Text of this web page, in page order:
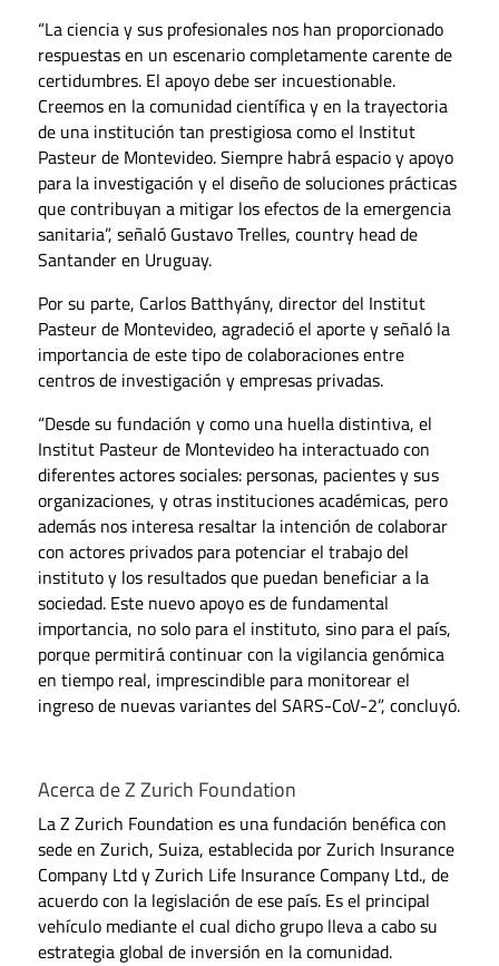
“La ciencia y sus profesionales nos han proporcionado
respuestas en un escenario completamente carente de
certidumbres. El apoyo debe ser incuestionable.
Creemos en la comunidad científica y en la trayectoria
de una institución tan prestigiosa como el Institut
Pasteur de Montevideo. Siempre habrá espacio y apoyo
para la investigación y el diseño de soluciones prácticas
que contribuyan a mitigar los efectos de la emergencia
sanitaria”, señaló Gustavo Trelles, country head de
Santander en Uruguay.
Por su parte, Carlos Batthyány, director del Institut
Pasteur de Montevideo, agradeció el aporte y señaló la
importancia de este tipo de colaboraciones entre
centros de investigación y empresas privadas.
“Desde su fundación y como una huella distintiva, el
Institut Pasteur de Montevideo ha interactuado con
diferentes actores sociales: personas, pacientes y sus
organizaciones, y otras instituciones académicas, pero
además nos interesa resaltar la intención de colaborar
con actores privados para potenciar el trabajo del
instituto y los resultados que puedan beneficiar a la
sociedad. Este nuevo apoyo es de fundamental
importancia, no solo para el instituto, sino para el país,
porque permitirá continuar con la vigilancia genómica
en tiempo real, imprescindible para monitorear el
ingreso de nuevas variantes del SARS-CoV-2”, concluyó.
Acerca de Z Zurich Foundation
La Z Zurich Foundation es una fundación benéfica con
sede en Zurich, Suiza, establecida por Zurich Insurance
Company Ltd y Zurich Life Insurance Company Ltd., de
acuerdo con la legislación de ese país. Es el principal
vehículo mediante el cual dicho grupo lleva a cabo su
estrategia global de inversión en la comunidad.